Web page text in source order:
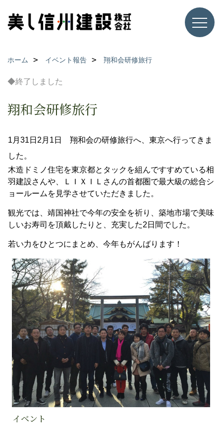
ホーム イベント報告 翔和会研修旅行
◆終了しました
翔和会研修旅行
1月31日2月1日 翔和会の研修旅行へ、東京へ行ってきま
した。
木造ドミノ住宅を東京都とタックを組んですすめている相
羽建設さんや、ＬＩＸＩＬさんの首都圏で最大級の総合シ
ョールームを見学させていただきました。
観光では、靖国神社で今年の安全を祈り、築地市場で美味
しいお寿司を頂戴したりと、充実した2日間でした。
若い力をひとつにまとめ、今年もがんばります！
イベント